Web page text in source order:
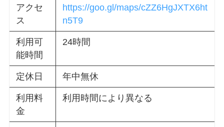
アクセ
ス
https://goo.gl/maps/cZZ6HgJXTX6ht
n5T9
利用可
能時間
24時間
定休日 年中無休
利用料
金
利用時間により異なる